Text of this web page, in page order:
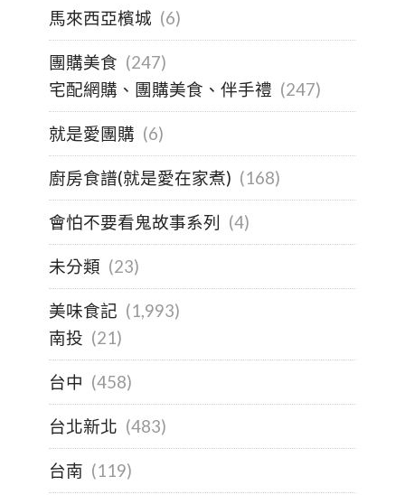
馬來西亞檳城 (6)
團購美食 (247)
宅配網購、團購美食、伴手禮 (247)
就是愛團購 (6)
廚房食譜(就是愛在家煮) (168)
會怕不要看鬼故事系列 (4)
未分類 (23)
美味食記 (1,993)
南投 (21)
台中 (458)
台北新北 (483)
台南 (119)